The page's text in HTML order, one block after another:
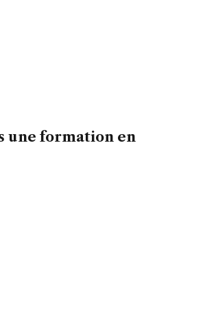
une formation en